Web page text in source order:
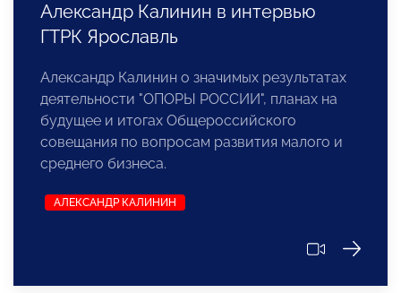
Александр Калинин в интервью
ГТРК Ярославль
Александр Калинин о значимых результатах
деятельности "ОПОРЫ РОССИИ", планах на
будущее и итогах Общероссийского
совещания по вопросам развития малого и
среднего бизнеса.
АЛЕКСАНДР КАЛИНИН